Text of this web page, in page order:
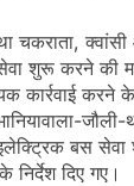
चकराता,
शुरू करने की
कार्रवाई करने के
जौली-
इलेक्ट्रिक बस
निर्देश दिए गए।